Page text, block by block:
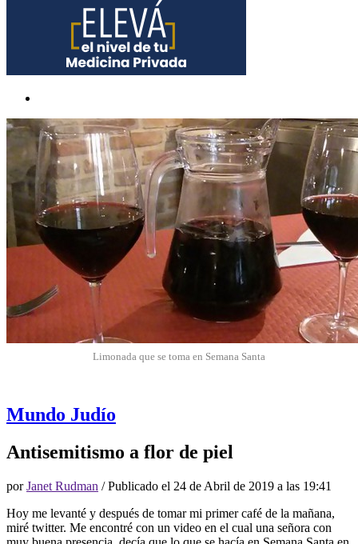
Limonada que se toma en Semana Santa
Mundo Judío
Antisemitismo a flor de piel
porJanet Rudman / Publicado el 24 de Abril de 2019 a las 19:41
Hoy me levanté y después de tomar mi primer café de la mañana,
miré twitter. Me encontré con un video en el cual una señora con